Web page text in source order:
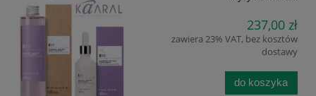
237,00 zł
zawiera 23% VAT, bez kosztów
dostawy
do koszyka